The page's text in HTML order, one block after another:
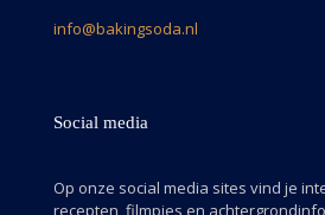
info@bakingsoda.nl
Social media
Op onze social media sites vind je
recepten, filmpjes en